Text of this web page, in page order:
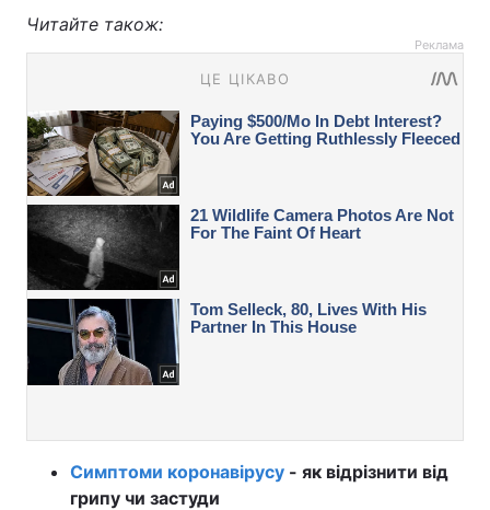
Читайте також:
Реклама
Симптоми коронавірусу - як відрізнити від
грипу чи застуди